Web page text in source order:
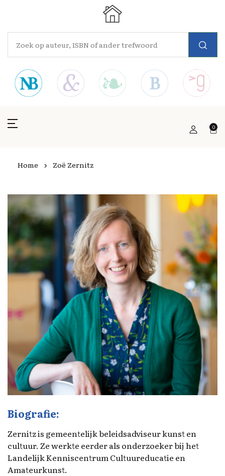
0
Home Zoë Zernitz
Biografie:
Zernitz is gemeentelijk beleidsadviseur kunst en
cultuur. Ze werkte eerder als onderzoeker bij het
Landelijk Kenniscentrum Cultuureducatie en
Amateurkunst.